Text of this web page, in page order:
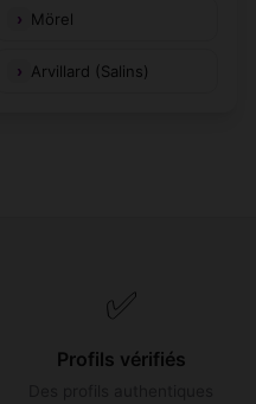
Mörel
Arvillard (Salins)
✅
Profils vérifiés